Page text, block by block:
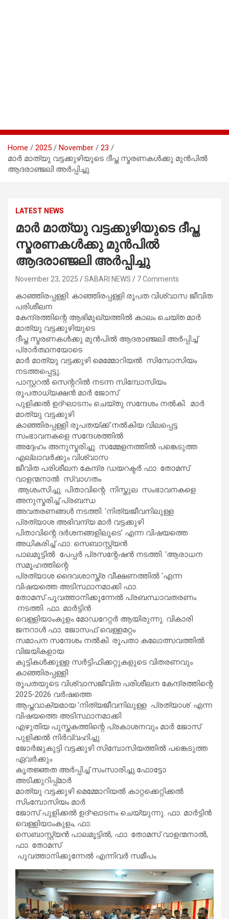
Home 2025 November
23
മാര്‍ മാത്യു വട്ടക്കുഴിയുടെ ദീപ്ത സ്മരണകള്‍ക്കു മുന്‍പില്‍
ആദരാഞ്ജലി അര്‍പ്പിച്ചു
LATEST NEWS
മാര്‍ മാത്യു വട്ടക്കുഴിയുടെ ദീപ്ത
സ്മരണകള്‍ക്കു മുന്‍പില്‍
ആദരാഞ്ജലി അര്‍പ്പിച്ചു
November 23, 2025 SABARI NEWS 7 Comments
കാഞ്ഞിരപ്പള്ളി: കാഞ്ഞിരപ്പള്ളി രൂപത വിശ്വാസ ജീവിത
പരിശീലന
കേന്ദ്രത്തിന്റെ ആഭിമുഖ്യത്തില്‍ കാലം ചെയ്ത മാര്‍
മാത്യു വട്ടക്കുഴിയുടെ
ദീപ്ത സ്മരണകള്‍ക്കു മുന്‍പില്‍ ആദരാഞ്ജലി അര്‍പ്പിച്ച്
പ്രാര്‍ത്ഥനയോടെ
മാര്‍ മാത്യു വട്ടക്കുഴി മെമ്മോറിയല്‍ സിമ്പോസിയം
നടത്തപ്പെട്ടു.
പാസ്റ്ററല്‍ സെന്ററില്‍ നടന്ന സിമ്പോസിയം
രൂപതാധ്യക്ഷന്‍ മാര്‍ ജോസ്
പുളിക്കല്‍ ഉദ്ഘാടനം ചെയ്തു സന്ദേശം നല്‍കി. മാര്‍
മാത്യു വട്ടക്കുഴി
കാഞ്ഞിരപ്പള്ളി രൂപതയ്ക്ക് നല്‍കിയ വിലപ്പെട്ട
സംഭാവനകളെ സന്ദേശത്തില്‍
അദ്ദേഹം അനുസ്മരിച്ചു. സമ്മേളനത്തില്‍ പങ്കെടുത്ത
എല്ലാവര്‍ക്കും വിശ്വാസ
ജീവിത പരിശീലന കേന്ദ്ര ഡയറക്ടര്‍ ഫാ. തോമസ്
വാളന്മനാല്‍ സ്വാഗതം
ആശംസിച്ചു. പിതാവിന്റെ നിസ്തുല സംഭാവനകളെ
അനുസ്മരിച്ച് പ്രബന്ധ
അവതരണങ്ങള്‍ നടത്തി. ‘നിത്യജീവനിലുള്ള
പ്രത്യാശ അഭിവന്ദ്യ മാര്‍ വട്ടക്കുഴി
പിതാവിന്റെ ദര്‍ശനങ്ങളിലൂടെ’ എന്ന വിഷയത്തെ
അധികരിച്ച് ഫാ. സെബാസ്റ്റ്യന്‍
പാലമൂട്ടില്‍ പേപ്പര്‍ പ്രസന്റേഷന്‍ നടത്തി. ‘ആരാധന
സമൂഹത്തിന്റെ
പ്രത്യാശ ദൈവശാസ്ത്ര വീക്ഷണത്തില്‍ ‘എന്ന
വിഷയത്തെ അടിസ്ഥാനമാക്കി ഫാ.
തോമസ് പൂവത്താനിക്കുന്നേല്‍ പ്രബന്ധാവതരണം
നടത്തി. ഫാ. മാര്‍ട്ടിന്‍
വെള്ളിയാംകുളം മോഡറേറ്റര്‍ ആയിരുന്നു. വികാരി
ജനറാള്‍ ഫാ. ജോസഫ് വെള്ളമറ്റം
സമാപന സന്ദേശം നല്‍കി. രൂപതാ കലോത്സവത്തില്‍
വിജയികളായ
കുട്ടികള്‍ക്കുള്ള സര്‍ട്ടിഫിക്കറ്റുകളുടെ വിതരണവും
കാഞ്ഞിരപ്പള്ളി
രൂപതയുടെ വിശ്വാസജീവിത പരിശീലന കേന്ദ്രത്തിന്റെ
2025-2026 വര്‍ഷത്തെ
ആപ്തവാക്യമായ ‘നിത്യജീവനിലുള്ള പ്രത്യാശ’ എന്ന
വിഷയത്തെ അടിസ്ഥാനമാക്കി
എഴുതിയ പുസ്തകത്തിന്റെ പ്രകാശനവും മാര്‍ ജോസ്
പുളിക്കല്‍ നിര്‍വ്വഹിച്ചു.
ജോര്‍ജുകുട്ടി വട്ടക്കുഴി സിമ്പോസിയത്തില്‍ പങ്കെടുത്ത
ഏവര്‍ക്കും
കൃതജ്ഞത അര്‍പ്പിച്ച് സംസാരിച്ചു.ഫോട്ടോ
അടിക്കുറിപ്പ്മാര്‍
മാത്യു വട്ടക്കുഴി മെമ്മോറിയല്‍ കാറ്റക്കെറ്റിക്കല്‍
സിംമ്പോസിയം മാര്‍
ജോസ് പുളിക്കല്‍ ഉദ്ഘാടനം ചെയ്യുന്നു. ഫാ. മാര്‍ട്ടിന്‍
വെള്ളിയാംകുളം, ഫാ.
സെബാസ്റ്റ്യന്‍ പാലമൂട്ടില്‍, ഫാ. തോമസ് വാളന്മനാല്‍,
ഫാ. തോമസ്
പൂവത്താനിക്കുന്നേല്‍ എന്നിവര്‍ സമീപം.